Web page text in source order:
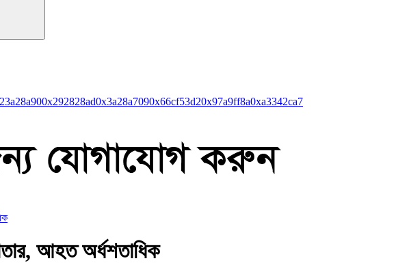
0x292828ad0x3a28a7090x66cf53d20x97a9ff8a0xa3342ca7
আহত অর্ধশতাধিক